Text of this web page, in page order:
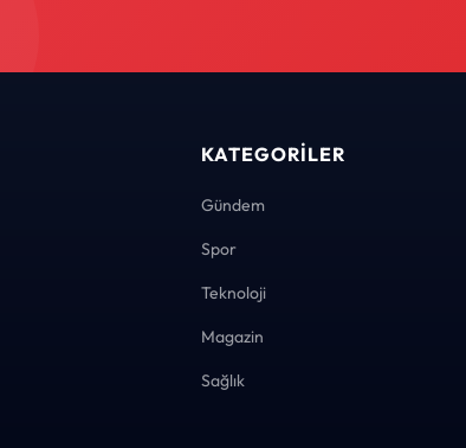
KATEGORILER
Gündem
Spor
Teknoloji
Magazin
Sağlık